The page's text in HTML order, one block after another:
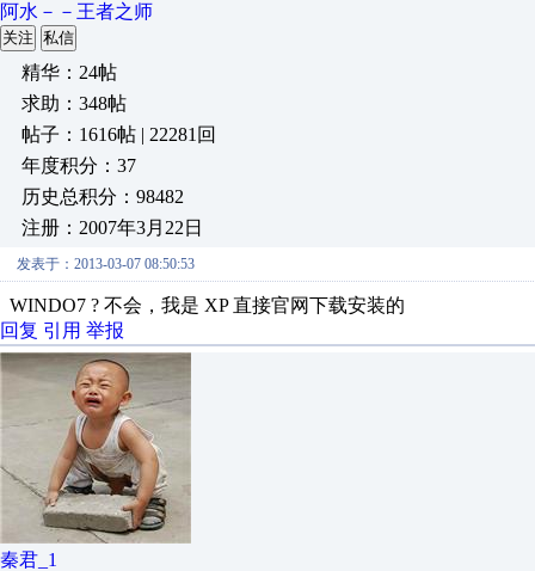
阿水－－王者之师
关注 私信
精华：24帖
求助：348帖
帖子：1616帖 | 22281回
年度积分：37
历史总积分：98482
注册：2007年3月22日
发表于：2013-03-07 08:50:53
WINDO7 ? 不会，我是 XP 直接官网下载安装的
回复 引用 举报
秦君_1